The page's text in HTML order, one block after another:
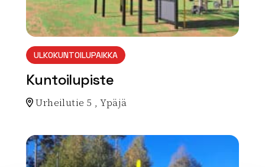
ULKOKUNTOILUPAIKKA
Kuntoilupiste
Urheilutie 5 , Ypäjä
array(0) { }